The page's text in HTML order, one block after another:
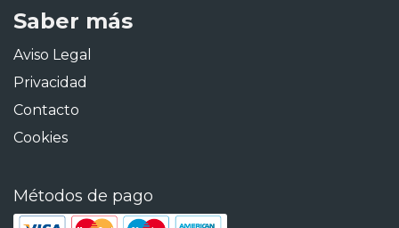
Saber más
Aviso Legal
Privacidad
Contacto
Cookies
Métodos de pago